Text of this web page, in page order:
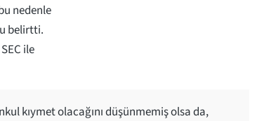
nedenle
belirtti.
ile
kıymet olacağını düşünmemiş olsa da,